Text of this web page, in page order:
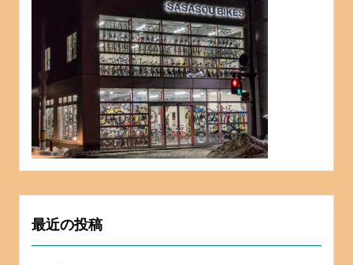
最近の投稿